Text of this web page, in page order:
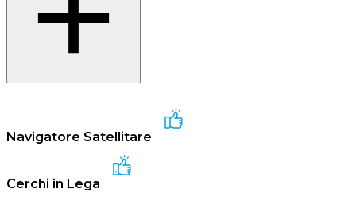
Navigatore Satellitare
Cerchi in Lega